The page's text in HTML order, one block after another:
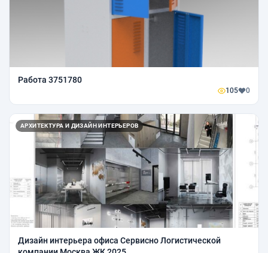
Работа 3751780
105 0
АРХИТЕКТУРА И ДИЗАЙН ИНТЕРЬЕРОВ
Дизайн интерьера офиса Сервисно Логистической